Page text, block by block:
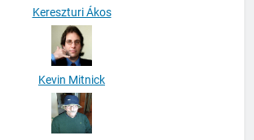
Kereszturi Ákos
Kevin Mitnick